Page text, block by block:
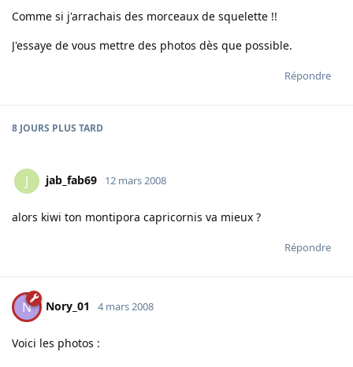
Comme si j'arrachais des morceaux de squelette !!
J'essaye de vous mettre des photos dès que possible.
Répondre
8 JOURS PLUS TARD
J jab_fab69 12 mars 2008
alors kiwi ton montipora capricornis va mieux ?
Répondre
N Nory_01 4 mars 2008
Voici les photos :